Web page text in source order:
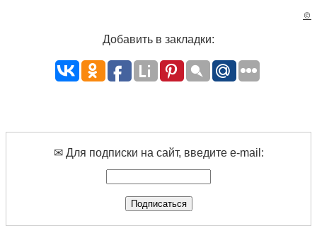
©
Добавить в закладки:
✉ Для подписки на сайт, введите e-mail: